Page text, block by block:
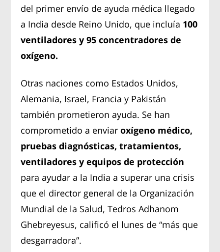
del primer envío de ayuda médica llegado
a India desde Reino Unido, que incluía 100
ventiladores y 95 concentradores de
oxígeno.
Otras naciones como Estados Unidos,
Alemania, Israel, Francia y Pakistán
también prometieron ayuda. Se han
comprometido a enviar oxígeno médico,
pruebas diagnósticas, tratamientos,
ventiladores y equipos de protección
para ayudar a la India a superar una crisis
que el director general de la Organización
Mundial de la Salud, Tedros Adhanom
Ghebreyesus, calificó el lunes de “más que
desgarradora”.